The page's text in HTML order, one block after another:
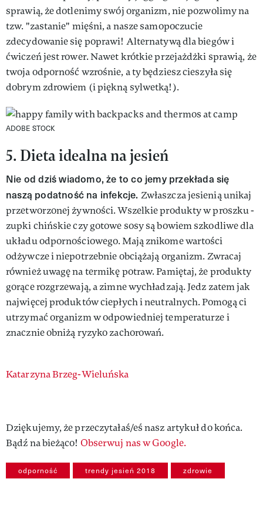
sprawią, że dotlenimy swój organizm, nie pozwolimy na
tzw. "zastanie" mięśni, a nasze samopoczucie
zdecydowanie się poprawi! Alternatywą dla biegów i
ćwiczeń jest rower. Nawet krótkie przejażdżki sprawią, że
twoja odporność wzrośnie, a ty będziesz cieszyła się
dobrym zdrowiem (i piękną sylwetką!).
ADOBE STOCK
5. Dieta idealna na jesień
Nie od dziś wiadomo, że to co jemy przekłada się
naszą podatność na infekcje. Zwłaszcza jesienią unikaj
przetworzonej żywności. Wszelkie produkty w proszku -
zupki chińskie czy gotowe sosy są bowiem szkodliwe dla
układu odpornościowego. Mają znikome wartości
odżywcze i niepotrzebnie obciążają organizm. Zwracaj
również uwagę na termikę potraw. Pamiętaj, że produkty
gorące rozgrzewają, a zimne wychładzają. Jedz zatem jak
najwięcej produktów ciepłych i neutralnych. Pomogą ci
utrzymać organizm w odpowiedniej temperaturze i
znacznie obniżą ryzyko zachorowań.
Authors
Katarzyna Brzeg-Wieluńska
Dziękujemy, że przeczytałaś/eś nasz artykuł do końca.
Bądź na bieżąco! Obserwuj nas w Google.
odporność trendy jesień 2018 zdrowie